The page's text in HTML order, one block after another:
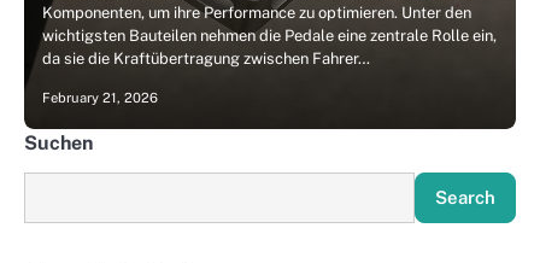
Komponenten, um ihre Performance zu optimieren. Unter den
wichtigsten Bauteilen nehmen die Pedale eine zentrale Rolle ein,
da sie die Kraftübertragung zwischen Fahrer…
February 21, 2026
Suchen
Search